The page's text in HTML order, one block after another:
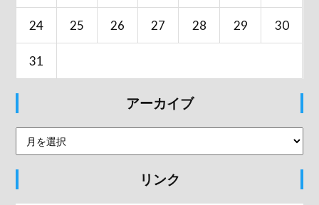
24 25 26 27 28 29 30
31
アーカイブ
リンク